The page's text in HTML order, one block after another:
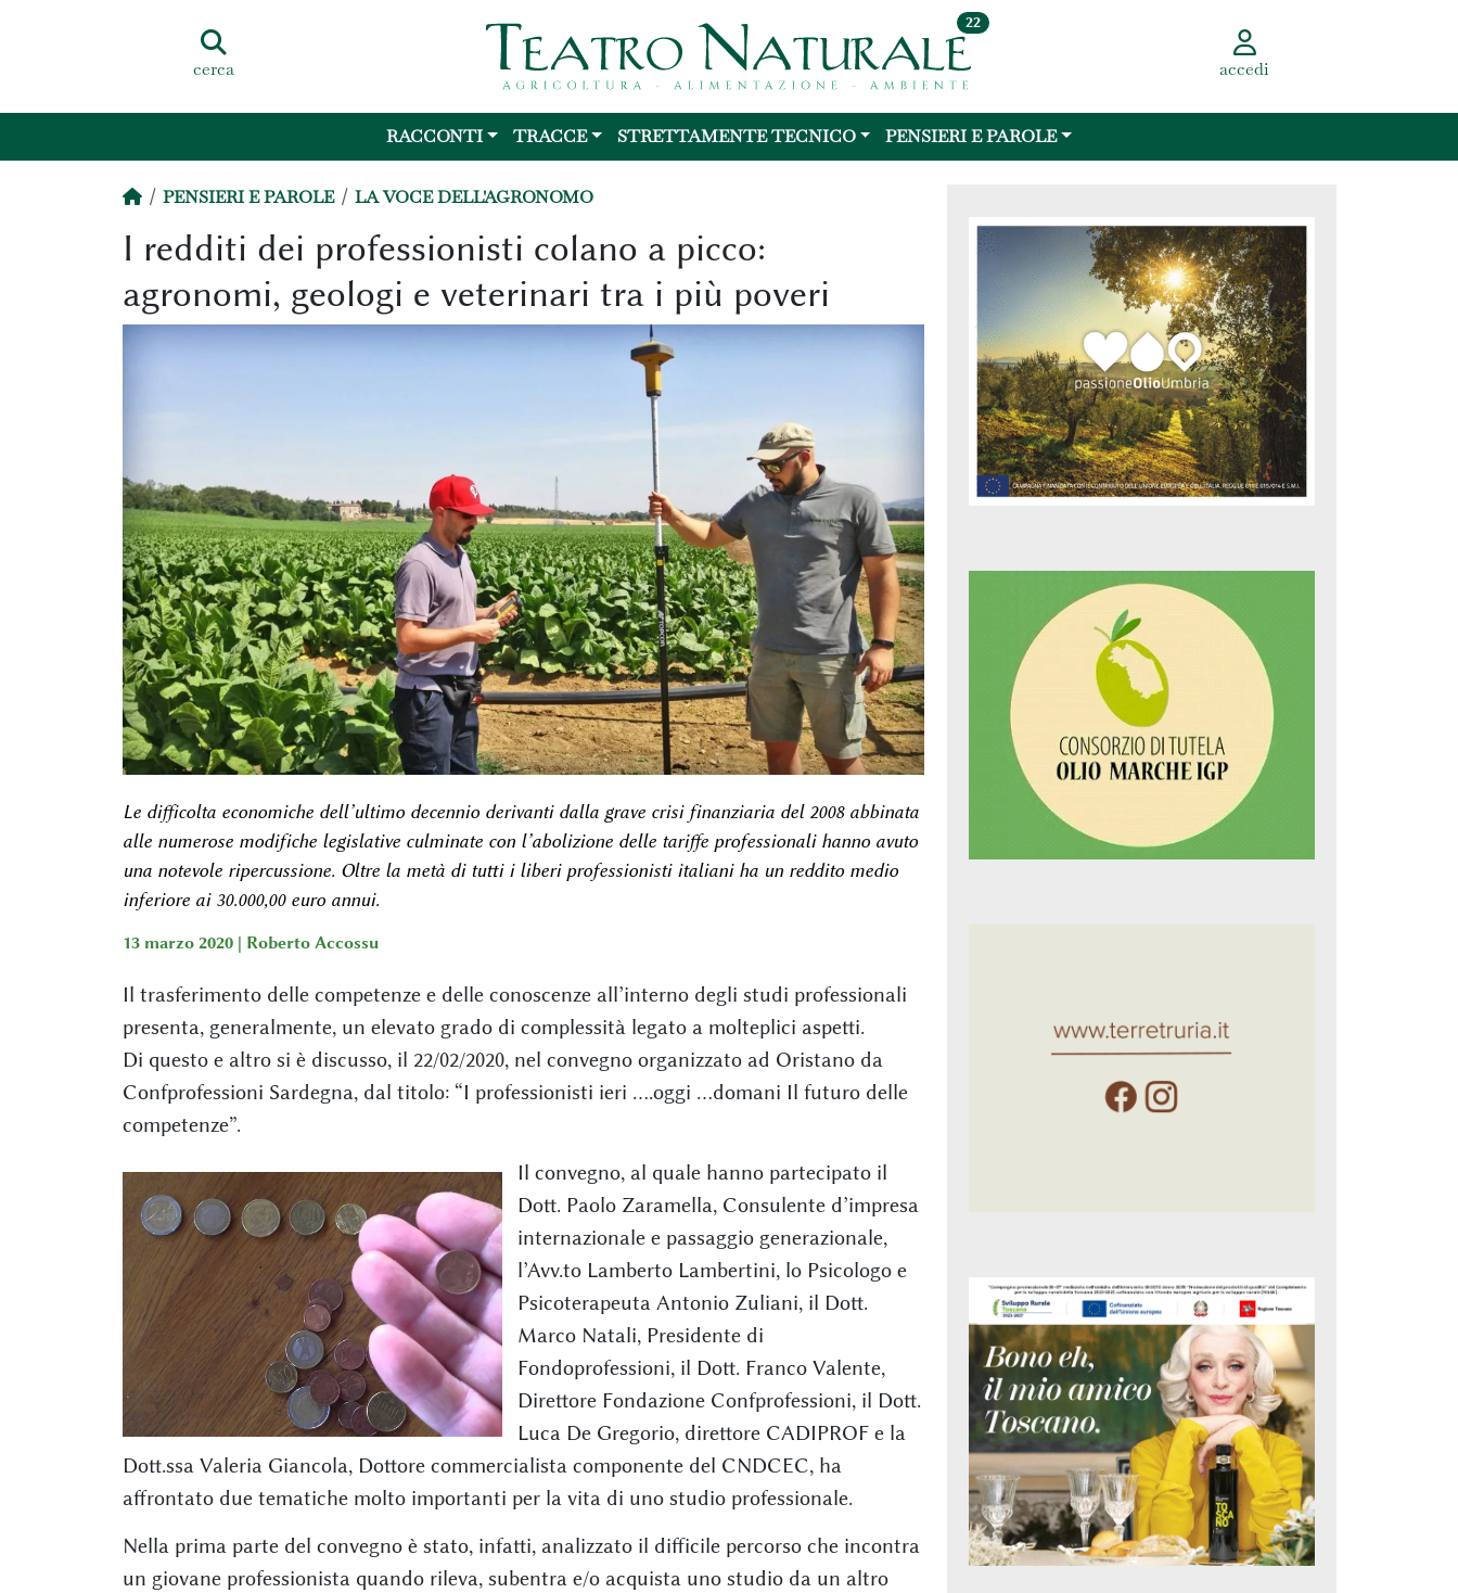
cerca
22
accedi
RACCONTI TRACCE STRETTAMENTE TECNICO PENSIERI E PAROLE
PENSIERI E PAROLE LA VOCE DELL'AGRONOMO
I redditi dei professionisti colano a picco:
agronomi, geologi e veterinari tra i più poveri
Le difficolta economiche dell’ultimo decennio derivanti dalla grave crisi finanziaria del 2008 abbinata
alle numerose modifiche legislative culminate con l’abolizione delle tariffe professionali hanno avuto
una notevole ripercussione. Oltre la metà di tutti i liberi professionisti italiani ha un reddito medio
inferiore ai 30.000,00 euro annui.
13 marzo 2020 | Roberto Accossu
Il trasferimento delle competenze e delle conoscenze all’interno degli studi professionali
presenta, generalmente, un elevato grado di complessità legato a molteplici aspetti.
Di questo e altro si è discusso, il 22/02/2020, nel convegno organizzato ad Oristano da
Confprofessioni Sardegna, dal titolo: “I professionisti ieri ….oggi …domani Il futuro delle
competenze”.
Il convegno, al quale hanno partecipato il
Dott. Paolo Zaramella, Consulente d’impresa
internazionale e passaggio generazionale,
l’Avv.to Lamberto Lambertini, lo Psicologo e
Psicoterapeuta Antonio Zuliani, il Dott.
Marco Natali, Presidente di
Fondoprofessioni, il Dott. Franco Valente,
Direttore Fondazione Confprofessioni, il Dott.
Luca De Gregorio, direttore CADIPROF e la
Dott.ssa Valeria Giancola, Dottore commercialista componente del CNDCEC, ha
affrontato due tematiche molto importanti per la vita di uno studio professionale.
Nella prima parte del convegno è stato, infatti, analizzato il difficile percorso che incontra
un giovane professionista quando rileva, subentra e/o acquista uno studio da un altro